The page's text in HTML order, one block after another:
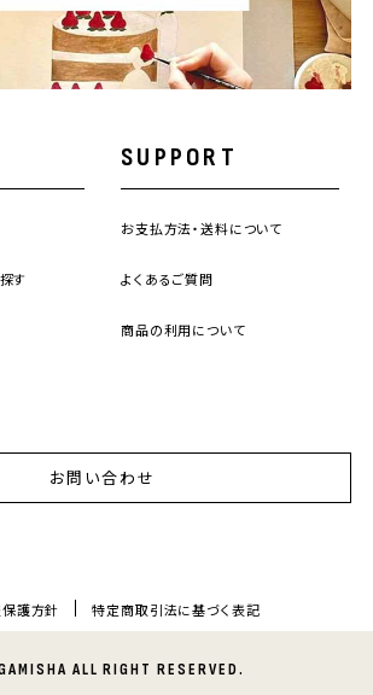
す
SUPPORT
お支払方法・送料について
よくあるご質問
商品の利用について
お問い合わせ
護方針 特定商取引法に基づく表記
ALL RIGHT RESERVED.